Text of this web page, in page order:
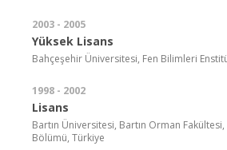
2003 - 2005
Yüksek Lisans
Bahçeşehir Üniversitesi, Fen Bilimleri
1998 - 2002
Lisans
Bartın Üniversitesi, Bartın Orman Fakültesi,
Bölümü, Türkiye